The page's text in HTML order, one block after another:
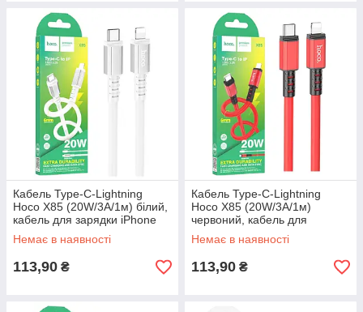
Кабель Type-C-Lightning
Hoco X85 (20W/3А/1м) білий,
кабель для зарядки iPhone
Type-C
Немає в наявності
113,90 ₴
Кабель Type-C-Lightning
Hoco X85 (20W/3А/1м)
червоний, кабель для
зарядки телефону Type-C
Немає в наявності
113,90 ₴